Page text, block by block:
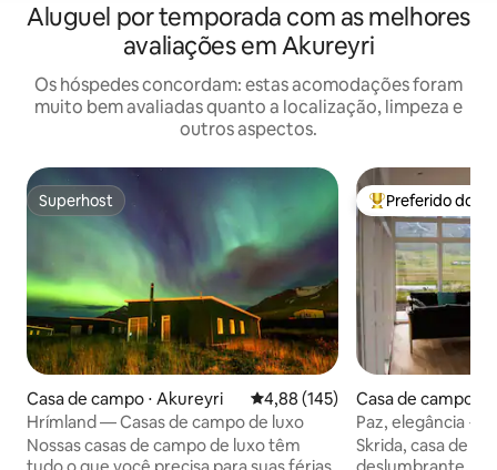
Aluguel por temporada com as melhores
avaliações em Akureyri
Os hóspedes concordam: estas acomodações foram
muito bem avaliadas quanto a localização, limpeza e
outros aspectos.
Superhost
Superhost
Casa de campo ⋅ Akureyri 4,88 de uma avaliação média de
4,88 (145)
Hrímland — Casas de campo de luxo
Nossas casas de campo de luxo têm
Entre os
Preferido dos
Casa de campo ⋅
Paz, elegância +
sua banheira de
Skrida, casa de